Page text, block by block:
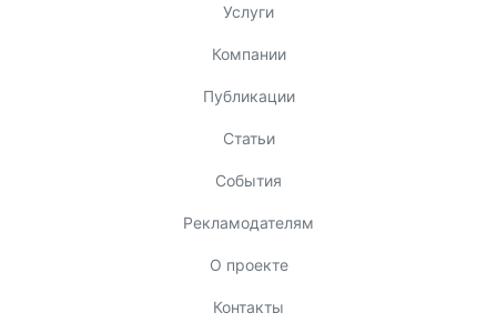
Услуги
Компании
Публикации
Статьи
События
Рекламодателям
О проекте
Контакты